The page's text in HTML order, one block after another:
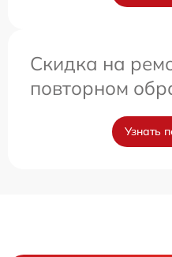
Скидка на
повторном
Узнать